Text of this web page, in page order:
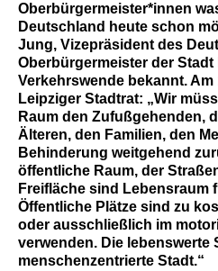
Oberbürgermeister*innen
Deutschland heute schon
Jung, Vizepräsident des
Oberbürgermeister der
Verkehrswende bekannt. Am
Leipziger Stadtrat: „Wir
Raum den Zufußgehenden,
Älteren, den Familien, den
Behinderung weitgehend
öffentliche Raum, der
Freifläche sind Lebensraum
Öffentliche Plätze sind zu
oder ausschließlich im
verwenden. Die lebenswerte
menschenzentrierte Stadt.“